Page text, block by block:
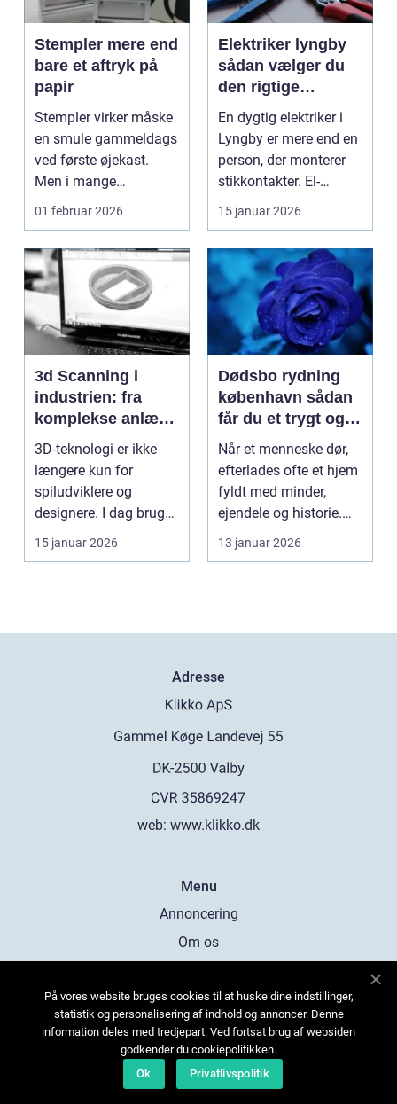
Stempler mere end
bare et aftryk på
papir
Stempler virker måske
en smule gammeldags
ved første øjekast.
Men i mange
virksomheder og også
01 februar 2026
Elektriker lyngby
sådan vælger du
den rigtige
fagmand
En dygtig elektriker i
Lyngby er mere end en
person, der monterer
stikkontakter. El-
installationer e...
15 januar 2026
3d Scanning i
industrien: fra
komplekse anlæg
til præcise
beslutninger
3D-teknologi er ikke
længere kun for
spiludviklere og
designere. I dag bruger
en lang række
virksomh...
15 januar 2026
Dødsbo rydning
københavn sådan
får du et trygt og
professionelt
forløb
Når et menneske dør,
efterlades ofte et hjem
fyldt med minder,
ejendele og historie.
For mange pårør...
13 januar 2026
Adresse
web: www.klikko.dk
Menu
Annoncering
Om os
Kontakt os
Sitemap
På vores website bruges cookies til at huske dine indstillinger,
statistik og personalisering af indhold og annoncer. Denne
information deles med tredjepart. Ved fortsat brug af websiden
godkender du cookiepolitikken.
Ok
Privatlivspolitik